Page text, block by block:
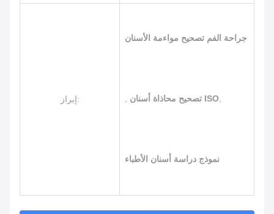
إبراز:
جراحة الفم تصحيح مواءمة الأسنان
تصحيح محاذاة أسنان ISO
نموذج دراسة أسنان الأطباء